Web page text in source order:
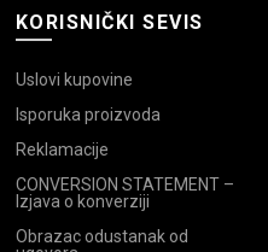
KORISNIČKI SEVIS
Uslovi kupovine
Isporuka proizvoda
Reklamacije
CONVERSION STATEMENT –
Izjava o konverziji
Obrazac odustanak od